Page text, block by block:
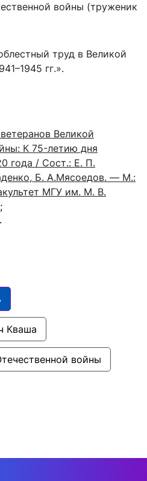
войны (труженик
труд в Великой
гг.».
Великой
К 75-летию дня
года / Сост.: Е. П.
Б. А.Мясоедов. — М.:
МГУ им. М. В.
;
Кваша
войны